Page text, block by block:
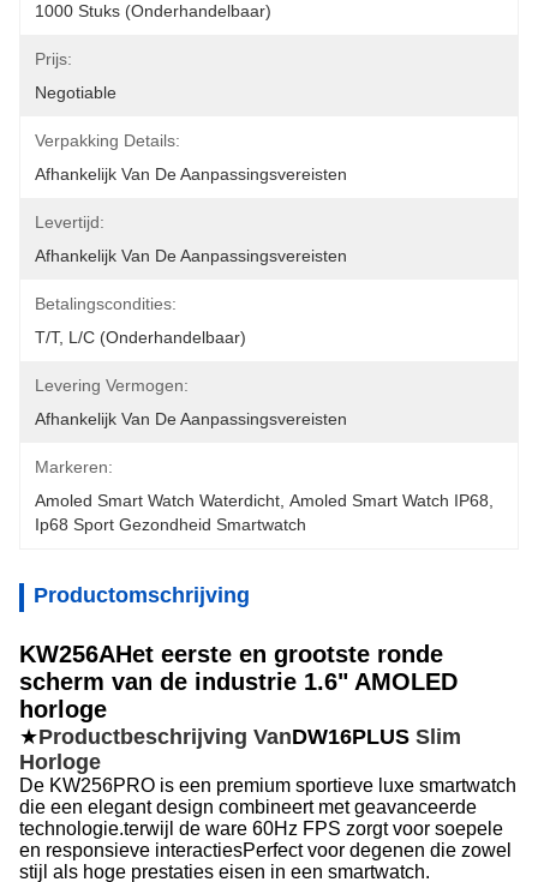
1000 Stuks (onderhandelbaar)
Prijs:
Negotiable
Verpakking Details:
Afhankelijk Van De Aanpassingsvereisten
Levertijd:
Afhankelijk Van De Aanpassingsvereisten
Betalingscondities:
T/T, L/C (onderhandelbaar)
Levering Vermogen:
Afhankelijk Van De Aanpassingsvereisten
Markeren:
Amoled Smart Watch Waterdicht Amoled Smart Watch IP68
Ip68 Sport Gezondheid Smartwatch
Productomschrijving
KW256AHet eerste en grootste ronde
scherm van de industrie 1.6" AMOLED
horloge
★Productbeschrijving VanDW16PLUS Slim
Horloge
De KW256PRO is een premium sportieve luxe smartwatch
die een elegant design combineert met geavanceerde
technologie.terwijl de ware 60Hz FPS zorgt voor soepele
en responsieve interactiesPerfect voor degenen die zowel
stijl als hoge prestaties eisen in een smartwatch.